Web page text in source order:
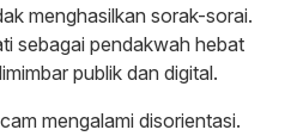
menghasilkan sorak-sorai.
sebagai pendakwah hebat
publik dan digital.
mengalami disorientasi.